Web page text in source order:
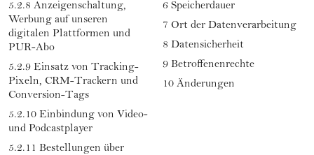
5.2.8 Anzeigenschaltung,
Werbung auf unseren
digitalen Plattformen und
PUR-Abo
5.2.9 Einsatz von Tracking-
Pixeln, CRM-Trackern und
Conversion-Tags
5.2.10 Einbindung von Video-
und Podcastplayer
5.2.11 Bestellungen über
6 Speicherdauer
7 Ort der Datenverarbeitung
8 Datensicherheit
9 Betroffenenrechte
10 Änderungen